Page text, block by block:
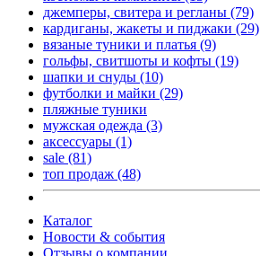
джемперы, свитера и регланы (79)
кардиганы, жакеты и пиджаки (29)
вязаные туники и платья (9)
гольфы, свитшоты и кофты (19)
шапки и снуды (10)
футболки и майки (29)
пляжные туники
мужская одежда (3)
аксессуары (1)
sale (81)
топ продаж (48)
Каталог
Новости & события
Отзывы о компании